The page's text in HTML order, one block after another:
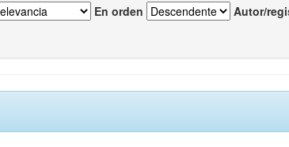
En orden Autor/